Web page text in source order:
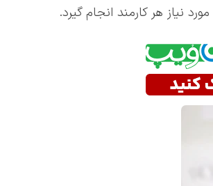
نیاز هر کارمند انجام گیرد.